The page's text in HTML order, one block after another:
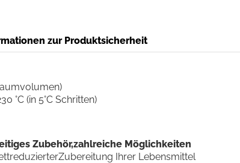
zur Produktsicherheit
°C (in 5°C Schritten)
Zubehör,zahlreiche Möglichkeiten
Ihrer Lebensmittel